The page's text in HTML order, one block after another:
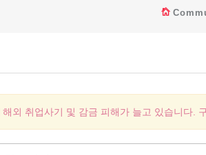
외 취업사기 및 감금 피해가 늘고 있습니다.